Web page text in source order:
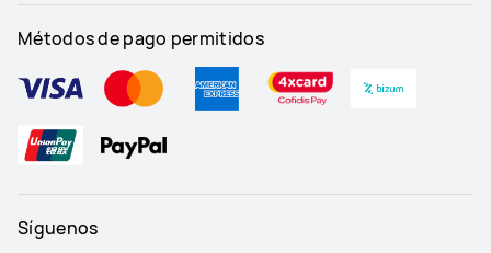
Métodos de pago permitidos
Síguenos